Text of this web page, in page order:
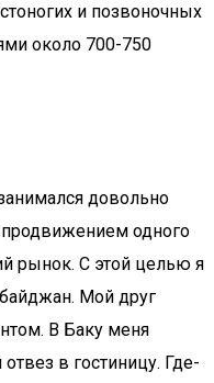
и позвоночных
около 700-750
довольно
одного
рынок. С этой целью я
Мой друг
В Баку меня
в гостиницу. Где-